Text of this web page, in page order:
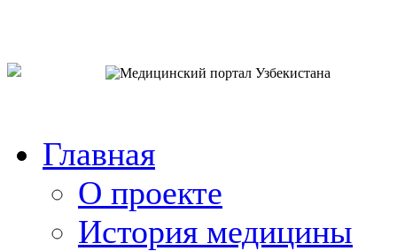
Главная
О проекте
История медицины